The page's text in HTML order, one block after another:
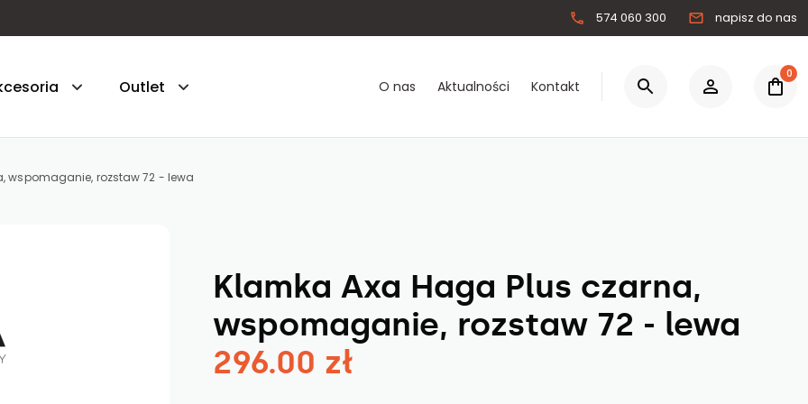
574 060 300 napisz do nas
55 - gr. 55 mm - styropian
Outlet O nas Aktualności Kontakt
Zarejestruj się
0
wspomaganie, rozstaw 72 - lewa
Klamka Axa Haga Plus czarna,
wspomaganie, rozstaw 72 - lewa
296.00 zł